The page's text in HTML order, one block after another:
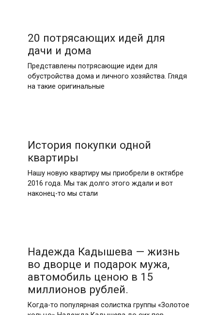
20 потрясающих идей для
дачи и дома
Представлены потрясающие идеи для
обустройства дома и личного хозяйства. Глядя
на такие оригинальные
История покупки одной
квартиры
Нашу новую квартиру мы приобрели в октябре
2016 года. Мы так долго этого ждали и вот
наконец-то мы стали
Надежда Кадышева — жизнь
во дворце и подарок мужа,
автомобиль ценою в 15
миллионов рублей.
Когда-то популярная солистка группы «Золотое